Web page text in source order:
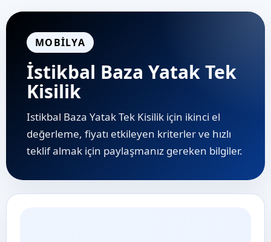
MOBILYA
İstikbal Baza Yatak Tek
Kisilik
Istikbal Baza Yatak Tek Kisilik için ikinci el
değerleme, fiyatı etkileyen kriterler ve hızlı
teklif almak için paylaşmanız gereken bilgiler.